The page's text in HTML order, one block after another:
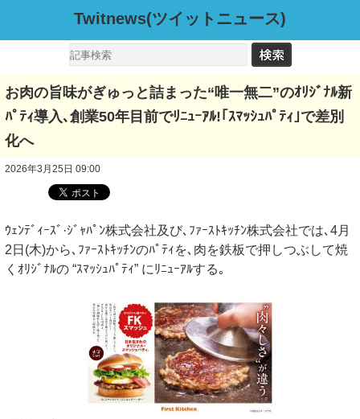
Twitnews(ツイットニュース)
お肉の旨味がぎゅっと詰まった“唯一無二”のｵﾘｼﾞﾅﾙ新
ﾊﾟﾃｨ導入､創業50年目前でﾘﾆｭｰｱﾙ!｢ｽﾏｯｼｭﾊﾟﾃｨ｣で差別
化へ
2026年3月25日 09:00
ｳｪﾝﾃﾞｨｰｽﾞ·ｼﾞｬﾊﾟﾝ株式会社及び､ﾌｧｰｽﾄｷｯﾁﾝ株式会社では､4月
2日(木)から､ﾌｧｰｽﾄｷｯﾁﾝのﾊﾟﾃｨを､肉を鉄板で押しつぶして焼
くｵﾘｼﾞﾅﾙの “ｽﾏｯｼｭﾊﾟﾃｨ” にﾘﾆｭｰｱﾙする｡